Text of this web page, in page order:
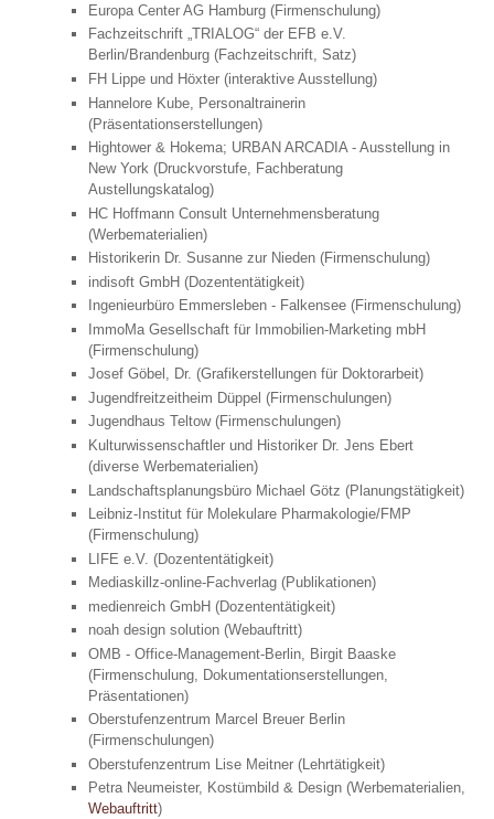
Europa Center AG Hamburg (Firmenschulung)
Fachzeitschrift „TRIALOG“ der EFB e.V.
Berlin/Brandenburg (Fachzeitschrift, Satz)
FH Lippe und Höxter (interaktive Ausstellung)
Hannelore Kube, Personaltrainerin
(Präsentationserstellungen)
Hightower & Hokema; URBAN ARCADIA - Ausstellung in
New York (Druckvorstufe, Fachberatung
Austellungskatalog)
HC Hoffmann Consult Unternehmensberatung
(Werbematerialien)
Historikerin Dr. Susanne zur Nieden (Firmenschulung)
indisoft GmbH (Dozententätigkeit)
Ingenieurbüro Emmersleben - Falkensee (Firmenschulung)
ImmoMa Gesellschaft für Immobilien-Marketing mbH
(Firmenschulung)
Josef Göbel, Dr. (Grafikerstellungen für Doktorarbeit)
Jugendfreitzeitheim Düppel (Firmenschulungen)
Jugendhaus Teltow (Firmenschulungen)
Kulturwissenschaftler und Historiker Dr. Jens Ebert
(diverse Werbematerialien)
Landschaftsplanungsbüro Michael Götz (Planungstätigkeit)
Leibniz-Institut für Molekulare Pharmakologie/FMP
(Firmenschulung)
LIFE e.V. (Dozententätigkeit)
Mediaskillz-online-Fachverlag (Publikationen)
medienreich GmbH (Dozententätigkeit)
noah design solution (Webauftritt)
OMB - Office-Management-Berlin, Birgit Baaske
(Firmenschulung, Dokumentationserstellungen,
Präsentationen)
Oberstufenzentrum Marcel Breuer Berlin
(Firmenschulungen)
Oberstufenzentrum Lise Meitner (Lehrtätigkeit)
Petra Neumeister, Kostümbild & Design (Werbematerialien,
Webauftritt)